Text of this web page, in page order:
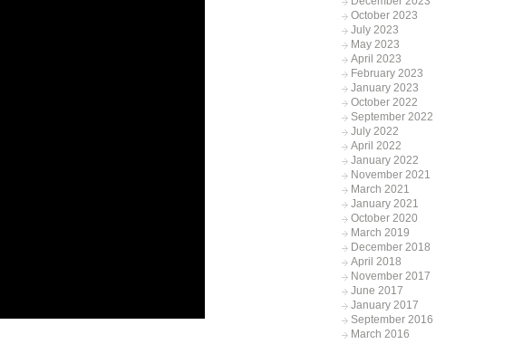
October 2023
July 2023
May 2023
April 2023
February 2023
January 2023
October 2022
September 2022
July 2022
April 2022
January 2022
November 2021
March 2021
January 2021
October 2020
March 2019
December 2018
April 2018
November 2017
June 2017
January 2017
September 2016
March 2016